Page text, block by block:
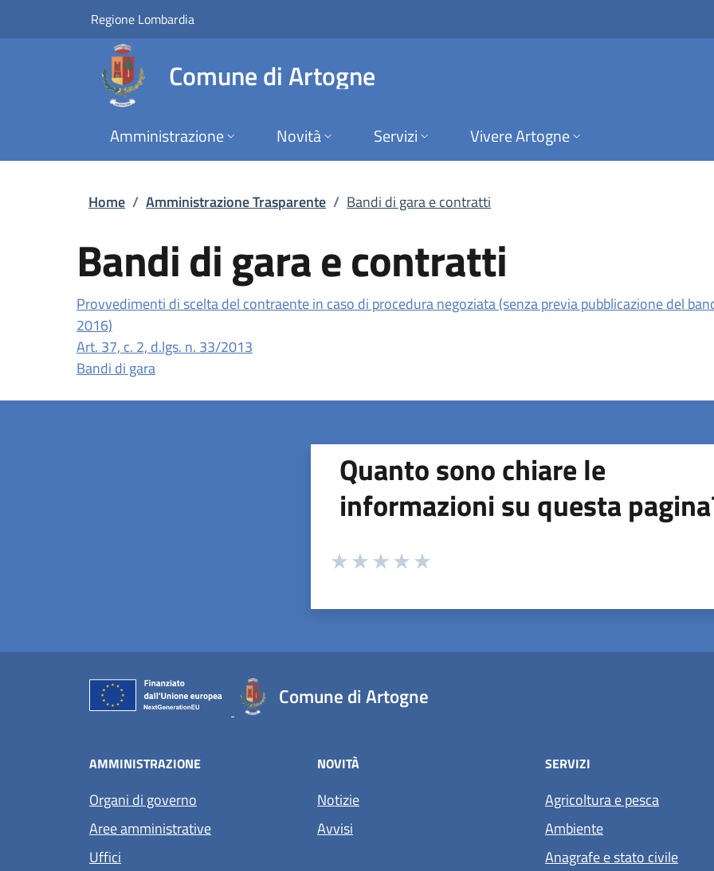
Vai al contenuto principale
Bandi di gara e contratti |
Regione Lombardia
Comune di Artogne
Amministrazione Novità Servizi Vivere Artogne
Home / Amministrazione Trasparente / Bandi di gara e contratti
Bandi di gara e contratti
Provvedimenti di scelta del contraente in caso di procedura negoziata (senza previa pubblicazione del
2016)
Art. 37, c. 2, d.lgs. n. 33/2013
Bandi di gara
Quanto sono chiare le
informazioni su questa
Valuta da 1 a 5 stelle la pagina
Comune di Artogne
AMMINISTRAZIONE
Organi di governo
Aree amministrative
Uffici
NOVITÀ
Notizie
Avvisi
SERVIZI
Agricoltura e pesca
Ambiente
Anagrafe e stato civile